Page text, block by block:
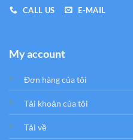
CALL US E-MAIL
My account
Đơn hàng của tôi
Tải khoản của tôi
Tải về